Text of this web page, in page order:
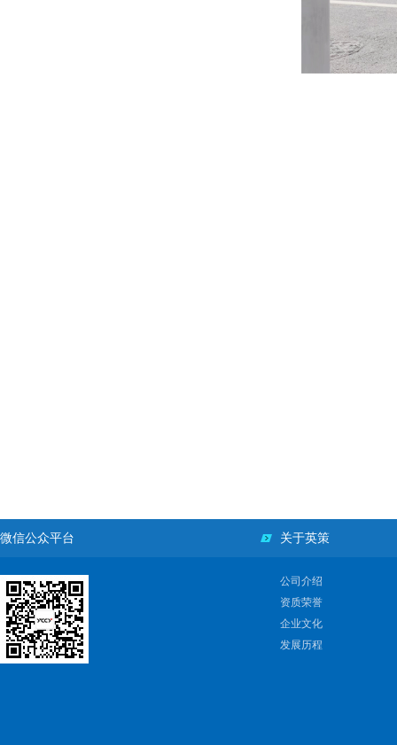
微信公众平台 关于英策
公司介绍
资质荣誉
企业文化
发展历程